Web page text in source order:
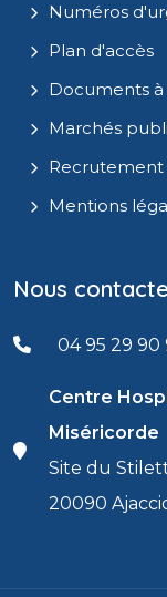
Numéros
Plan d'accès
Documents
Marchés
Recrutement
Mentions
Nous
04 95 29 90
Centre
Miséricorde
Site du
20090